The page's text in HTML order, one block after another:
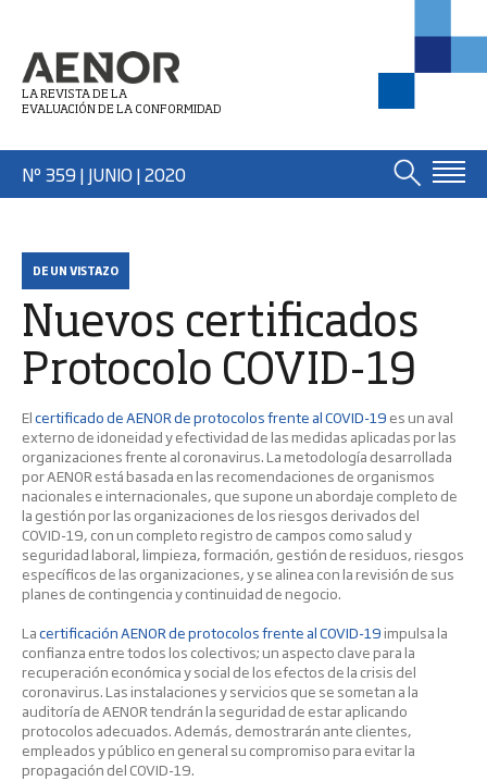
LA REVISTA DE LA
EVALUACIÓN DE LA CONFORMIDAD
Nº 359 | JUNIO| 2020
DE UN VISTAZO
Nuevos certificados
Protocolo COVID-19
Elcertificado de AENOR de protocolos frente al COVID-19 es un aval
externo de idoneidad y efectividad de las medidas aplicadas por las
organizaciones frente al coronavirus. La metodología desarrollada
por AENOR está basada en las recomendaciones de organismos
nacionales e internacionales, que supone un abordaje completo de
la gestión por las organizaciones de los riesgos derivados del
COVID-19, con un completo registro de campos como salud y
seguridad laboral, limpieza, formación, gestión de residuos, riesgos
específicos de las organizaciones, y se alinea con la revisión de sus
planes de contingencia y continuidad de negocio.
Lacertificación AENOR de protocolos frente al COVID-19impulsa la
confianza entre todos los colectivos; un aspecto clave para la
recuperación económica y social de los efectos de la crisis del
coronavirus. Las instalaciones y servicios que se sometan a la
auditoría de AENOR tendrán la seguridad de estar aplicando
protocolos adecuados. Además, demostrarán ante clientes,
empleados y público en general su compromiso para evitar la
propagación del COVID-19.